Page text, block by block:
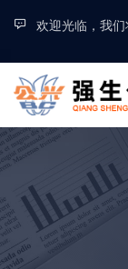
欢迎光临，我们